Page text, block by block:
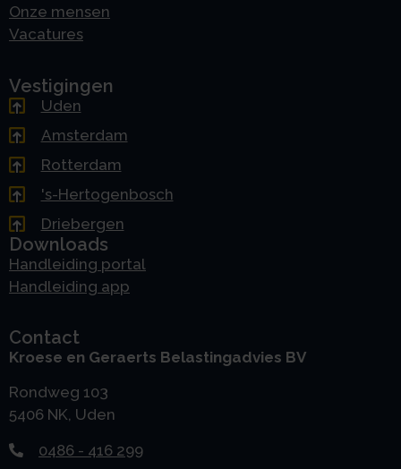
Onze mensen
Vacatures
Vestigingen
Uden
Amsterdam
Rotterdam
's-Hertogenbosch
Driebergen
Downloads
Handleiding portal
Handleiding app
Contact
Kroese en Geraerts Belastingadvies BV
Rondweg 103
5406 NK, Uden
0486 - 416 299